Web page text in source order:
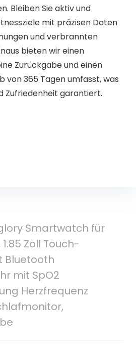
Bleiben Sie aktiv und
mit präzisen Daten
und verbrannten
bieten wir einen
Zurückgabe und einen
von 365 Tagen umfasst, was
Zufriedenheit garantiert.
Smartwatch für
Zoll Touch-
Bluetooth
mit SpO2
Herzfrequenz